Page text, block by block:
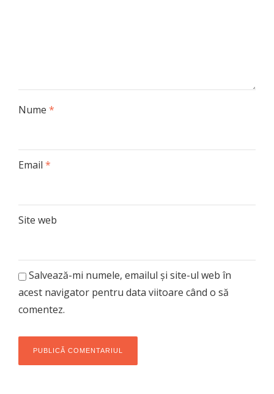
Nume *
Email *
Site web
Salvează-mi numele, emailul și site-ul web în
acest navigator pentru data viitoare când o să
comentez.